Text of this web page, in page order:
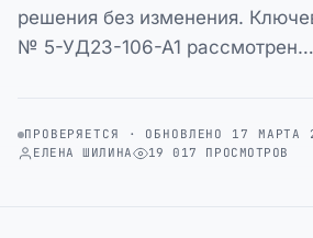
решения без изменения.
№ 5-УД23-106-А1 рассмотрен…
ПРОВЕРЯЕТСЯ · ОБНОВЛЕНО 17 МАРТА
ЕЛЕНА ШИЛИНА
19 017 ПРОСМОТРОВ